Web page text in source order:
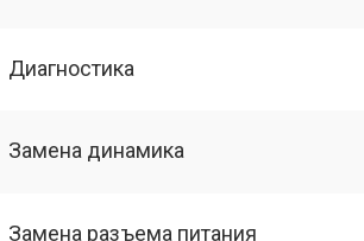
Диагностика
Замена динамика
Замена разъема питания